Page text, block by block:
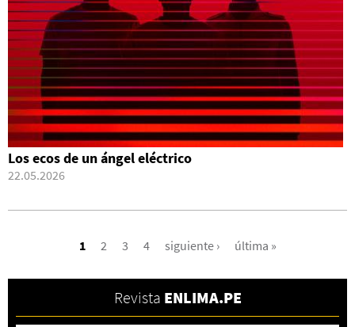
Los ecos de un ángel eléctrico
22.05.2026
1 2 3 4 siguiente › última »
Revista ENLIMA.PE